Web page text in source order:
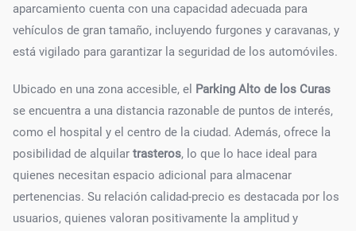
aparcamiento cuenta con una capacidad adecuada para
vehículos de gran tamaño, incluyendo furgones y caravanas, y
está vigilado para garantizar la seguridad de los automóviles.
Ubicado en una zona accesible, el Parking Alto de los Curas
se encuentra a una distancia razonable de puntos de interés,
como el hospital y el centro de la ciudad. Además, ofrece la
posibilidad de alquilar trasteros, lo que lo hace ideal para
quienes necesitan espacio adicional para almacenar
pertenencias. Su relación calidad-precio es destacada por los
usuarios, quienes valoran positivamente la amplitud y